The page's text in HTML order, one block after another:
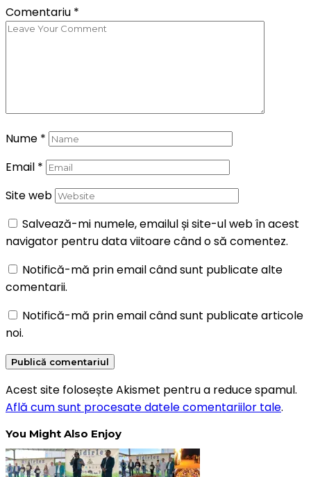
Comentariu *
Nume *
Email *
Site web
Salvează-mi numele, emailul și site-ul web în acest
navigator pentru data viitoare când o să comentez.
Notifică-mă prin email când sunt publicate alte
comentarii.
Notifică-mă prin email când sunt publicate articole
noi.
Acest site folosește Akismet pentru a reduce spamul.
Află cum sunt procesate datele comentariilor tale.
You Might Also Enjoy